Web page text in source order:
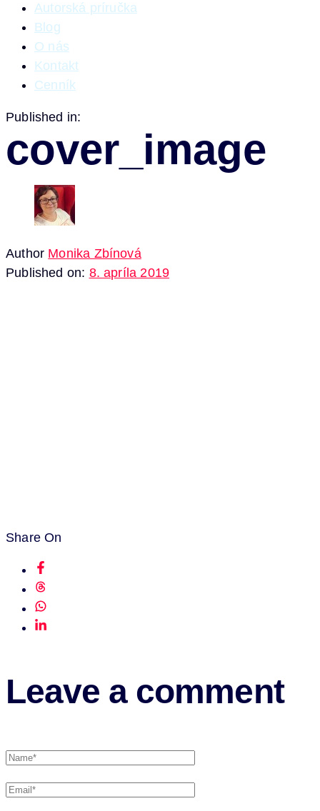
Autorská príručka
Blog
O nás
Kontakt
Cenník
Published in:
cover_image
Author Monika Zbínová
Published on: 8. apríla 2019
Share On
Leave a comment